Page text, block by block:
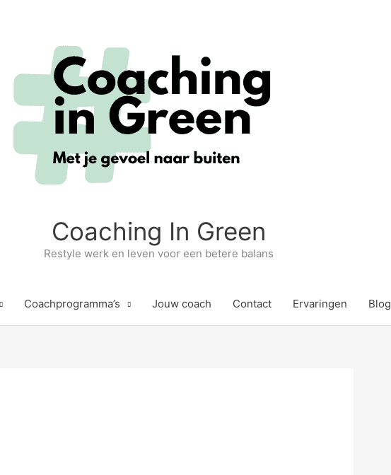
Coaching In Green
Restyle werk en leven voor een betere balans
Coachprogramma’s Jouw coach Contact Ervaringen Blog